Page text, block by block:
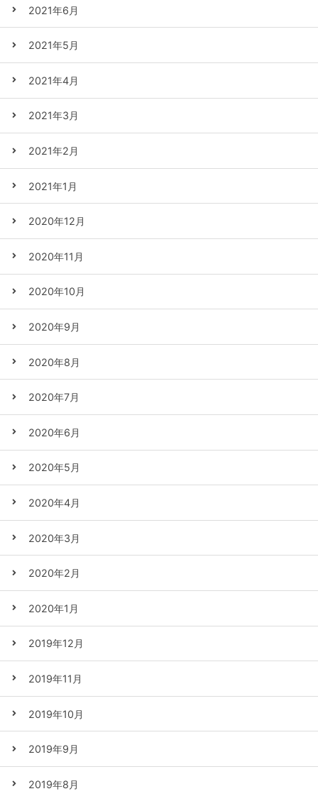
2021年6月
2021年5月
2021年4月
2021年3月
2021年2月
2021年1月
2020年12月
2020年11月
2020年10月
2020年9月
2020年8月
2020年7月
2020年6月
2020年5月
2020年4月
2020年3月
2020年2月
2020年1月
2019年12月
2019年11月
2019年10月
2019年9月
2019年8月